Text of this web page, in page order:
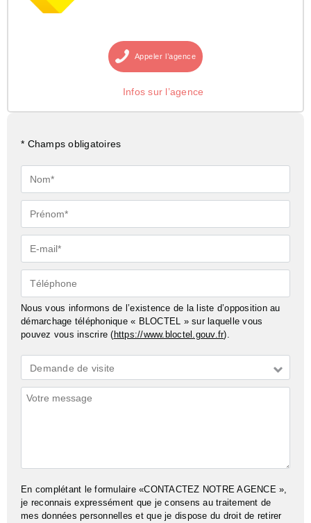
Appeler l’agence
Infos sur l’agence
* Champs obligatoires
Nom*
Prénom*
E-
mail*
Téléphone
Nous vous informons de l’existence de la liste d’opposition au
démarchage téléphonique « BLOCTEL » sur laquelle vous
pouvez vous inscrire ( https://www.bloctel.gouv.fr).
Demande
*
Demande de visite
Commentaires
En complétant le formulaire «CONTACTEZ NOTRE AGENCE »,
je reconnais expressément que je consens au traitement de
mes données personnelles et que je dispose du droit de retirer